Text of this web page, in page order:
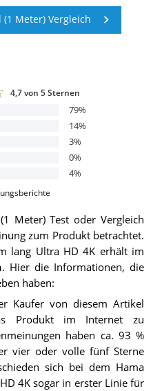
(1 Meter) Vergleich
4,7von 5 Sternen
79%
14%
3%
0%
4%
Meter)Test oder Vergleich
zum Produkt betrachtet.
lang Ultra HD 4K erhält im
. Hier die Informationen, die
haben:
Käufer von diesem Artikel
Produkt im Internet zu
haben ca. 93 %
vier oder volle fünf Sterne
sich bei dem Hama
4K sogar in erster Linie für